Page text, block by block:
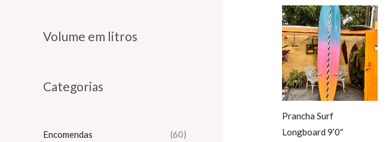
Volume em litros
Categorias
Encomendas (60)
Prancha Surf
Longboard 9’0″